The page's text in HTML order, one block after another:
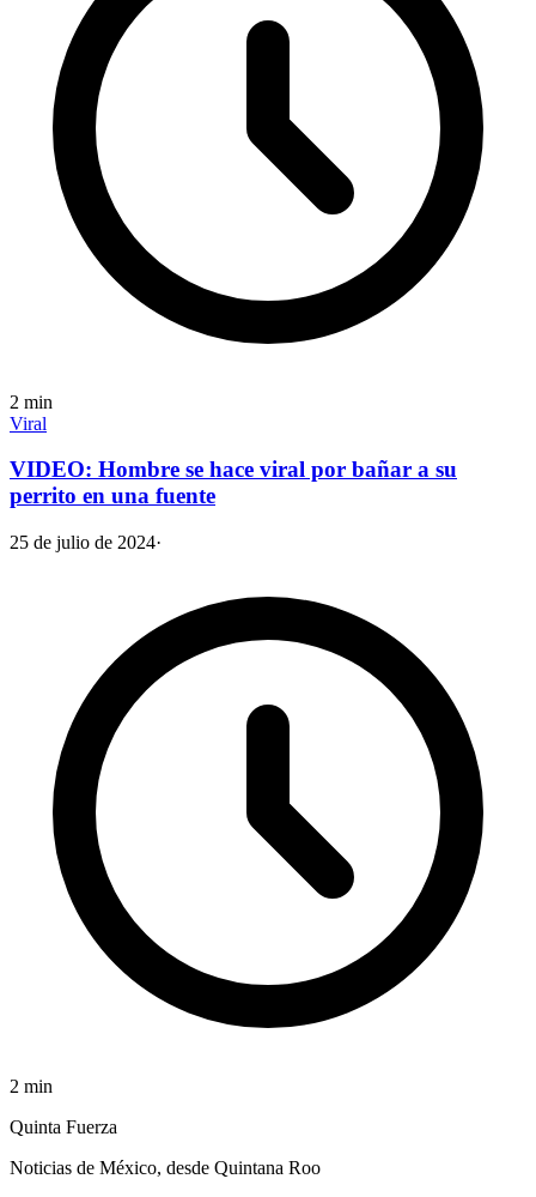
2 min
Viral
VIDEO: Hombre se hace viral por bañar a su
perrito en una fuente
25 de julio de 2024·
2 min
Quinta Fuerza
Noticias de México, desde Quintana Roo